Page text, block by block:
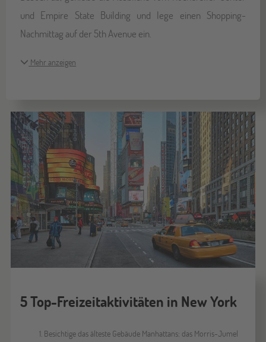
und Empire State Building und lege einen Shopping-
Nachmittag auf der 5th Avenue ein.
Mehr anzeigen
5 Top-Freizeitaktivitäten in New York
Besichtige das älteste Gebäude Manhattans: das Morris-Jumel